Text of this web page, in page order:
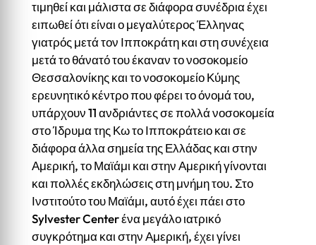
τιμηθεί και μάλιστα σε διάφορα συνέδρια έχει
ειπωθεί ότι είναι ο μεγαλύτερος Έλληνας
γιατρός μετά τον Ιπποκράτη και στη συνέχεια
μετά το θάνατό του έκαναν το νοσοκομείο
Θεσσαλονίκης και το νοσοκομείο Κύμης
ερευνητικό κέντρο που φέρει το όνομά του,
υπάρχουν 11 ανδριάντες σε πολλά νοσοκομεία
στο Ίδρυμα της Κω το Ιπποκράτειο και σε
διάφορα άλλα σημεία της Ελλάδας και στην
Αμερική, το Μαϊάμι και στην Αμερική γίνονται
και πολλές εκδηλώσεις στη μνήμη του. Στο
Ινστιτούτο του Μαϊάμι, αυτό έχει πάει στο
Sylvester Center ένα μεγάλο ιατρικό
συγκρότημα και στην Αμερική, έχει γίνει